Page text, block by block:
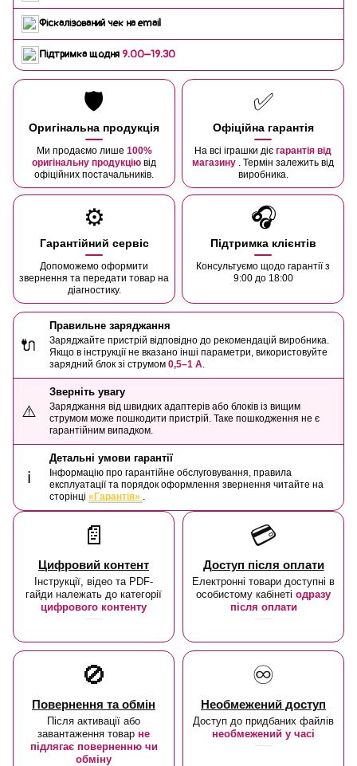
Фіскалізований чек на email
Підтримка щодня 9:00–19:30
🛡️
Оригінальна продукція
Ми продаємо лише 100%
оригінальну продукцію від
офіційних постачальників.
✅
Офіційна гарантія
На всі іграшки діє гарантія від
магазину . Термін залежить від
виробника.
⚙️
Гарантійний сервіс
Допоможемо оформити
звернення та передати товар на
діагностику.
🎧
Підтримка клієнтів
Консультуємо щодо гарантії з
9:00 до 18:00
🔌
Правильне заряджання
Заряджайте пристрій відповідно до рекомендацій виробника.
Якщо в інструкції не вказано інші параметри, використовуйте
зарядний блок зі струмом 0,5–1 А.
⚠️
Зверніть увагу
Заряджання від швидких адаптерів або блоків із вищим
струмом може пошкодити пристрій. Таке пошкодження не є
гарантійним випадком.
ℹ️
Детальні умови гарантії
Інформацію про гарантійне обслуговування, правила
експлуатації та порядок оформлення звернення читайте на
сторінці «Гарантія» .
📄
Цифровий контент
Інструкції, відео та PDF-
гайди належать до категорії
цифрового контенту
💳
Доступ після оплати
Електронні товари доступні в
особистому кабінеті одразу
після оплати
🚫
Повернення та обмін
Після активації або
завантаження товар не
підлягає поверненню чи
обміну
♾️
Необмежений доступ
Доступ до придбаних файлів
необмежений у часі